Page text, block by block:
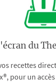
du
recettes
pour un